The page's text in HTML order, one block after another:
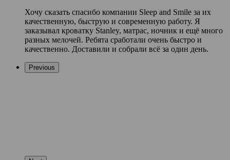
Хочу сказать спасибо компании Sleep and Smile за их
качественную, быструю и современную работу. Я
заказывал кроватку Stanley, матрас, ночник и ещё много
разных мелочей. Ребята сработали очень быстро и
качественно. Доставили и собрали всё за один день.
Previous